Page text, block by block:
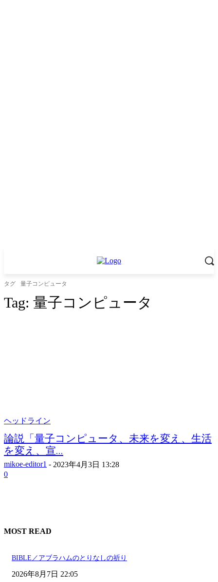
タグ 量子コンピュータ
Tag: 量子コンピュータ
ヘッドライン
論説「量子コンピュータ、未来を変え、生活
を変え、宣...
mikoe-editor1 - 2023年4月3日 13:28
0
MOST READ
BIBLE／アブラハムのとりなしの祈り
2026年8月7日 22:05